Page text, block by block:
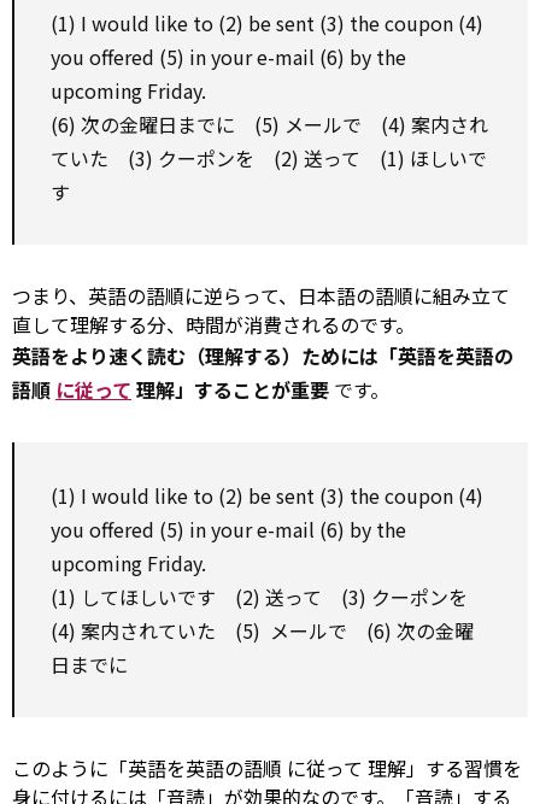
(1) I would like to (2) be sent (3) thecoupon (4)
you offered (5) in your e-mail (6) by the
upcoming Friday.
(6) 次の金曜日までに (5) メールで (4) 案内され
ていた (3) クーポンを (2) 送って (1) ほしいで
す
つまり、英語の語順に逆らって、日本語の語順に組み立て
直して理解する分、時間が消費されるのです。
英語をより速く読む（理解する）ためには「英語を英語の
語順 に従って 理解」することが重要 です。
(1) I would like to (2) be sent (3) thecoupon (4)
you offered (5) in your e-mail (6) by the
upcoming Friday.
(1) してほしいです (2) 送って (3) クーポンを
(4) 案内されていた (5) メールで (6) 次の金曜
日までに
このように「英語を英語の語順 に従って 理解」する習慣を
身に付けるには「音読」が効果的なのです。「音読」する